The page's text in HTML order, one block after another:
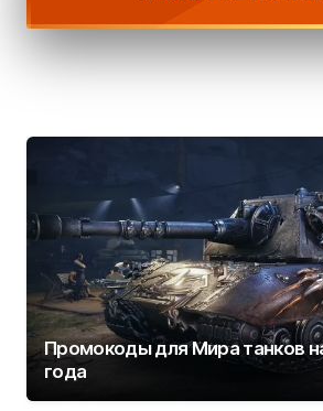
Промокоды для Мира танков
года